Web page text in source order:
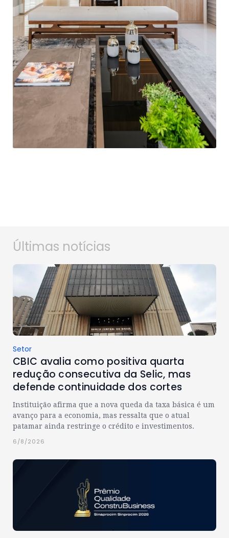
Últimas notícias
Setor
CBIC avalia como positiva quarta
redução consecutiva da Selic, mas
defende continuidade dos cortes
Instituição afirma que a nova queda da taxa básica é um
avanço para a economia, mas ressalta que o atual
patamar ainda restringe o crédito e investimentos.
6/8/2026